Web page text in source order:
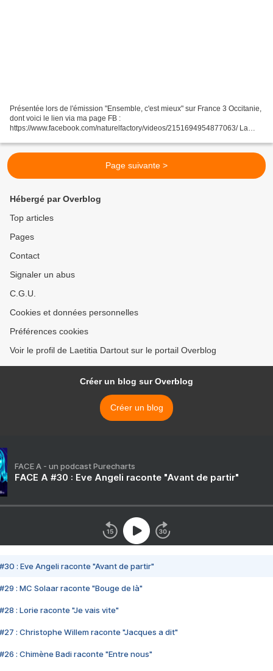
Présentée lors de l'émission "Ensemble, c'est mieux" sur France 3 Occitanie,
dont voici le lien via ma page FB :
https://www.facebook.com/naturelfactory/videos/2151694954877063/ La
Page suivante >
Hébergé par Overblog
Top articles
Pages
Contact
Signaler un abus
C.G.U.
Cookies et données personnelles
Préférences cookies
Voir le profil de Laetitia Dartout sur le portail Overblog
Créer un blog sur Overblog
Créer un blog
FACE A - un podcast Purecharts
FACE A #30 : Eve Angeli raconte "Avant de partir"
#30 : Eve Angeli raconte "Avant de partir"
#29 : MC Solaar raconte "Bouge de là"
#28 : Lorie raconte "Je vais vite"
#27 : Christophe Willem raconte "Jacques a dit"
#26 : Chimène Badi raconte "Entre nous"